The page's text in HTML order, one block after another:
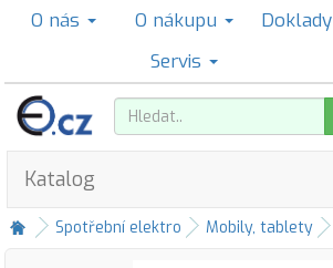
O nás O nákupu Doklady
Servis
Katalog
Spotřební elektro Mobily, tablety